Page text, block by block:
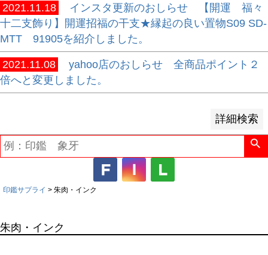
2021.11.18
インスタ更新のおしらせ 【開運 福々
十二支飾り】開運招福の干支★縁起の良い置物S09 SD-
MTT 91905を紹介しました。
2021.11.08
yahoo店のおしらせ 全商品ポイント２
倍へと変更しました。
詳細検索
価格が安い順
価格が高い順
優先度順
レビュー順
キーワードヒット順
検索
印鑑サプライ 朱肉・インク
朱肉・インク